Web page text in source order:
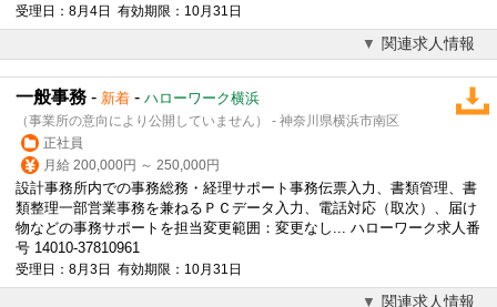
受理日：8月4日 有効期限：10月31日
関連求人情報
一般事務 - 新着 - ハローワーク横浜
（事業所の意向により公開していません） - 神奈川県横浜市南区
正社員
月給 200,000円 ～ 250,000円
設計事務所内での事務総務・経理サポート事務伝票入力、書類管理、書
類整理一部営業事務を兼ねるＰＣデータ入力、電話対応（取次）、届け
物などの事務サポートを担当変更範囲：変更なし... ハローワーク求人番
号 14010-37810961
受理日：8月3日 有効期限：10月31日
関連求人情報